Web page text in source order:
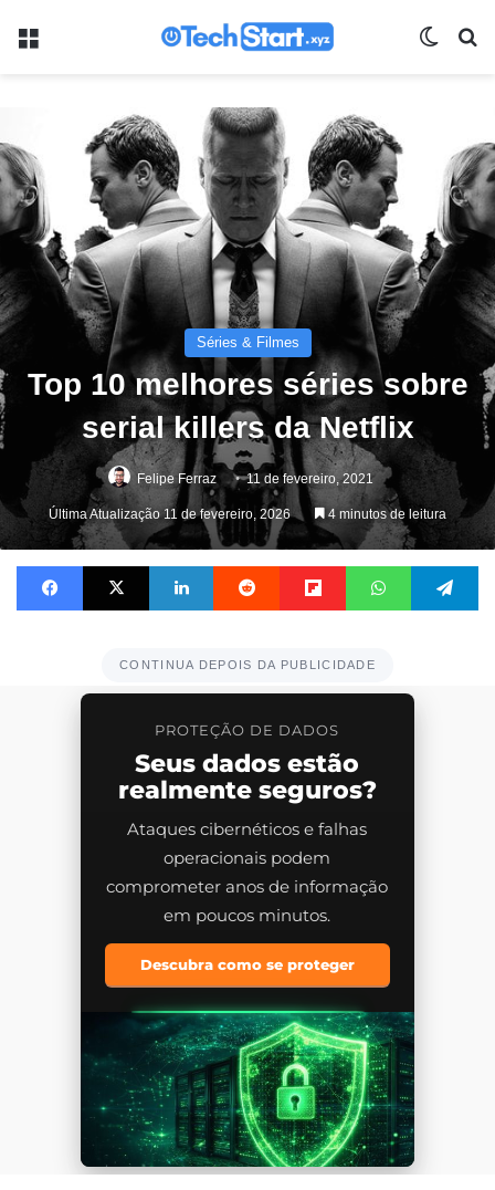
Menu
Séries & Filmes
Top 10 melhores séries sobre
serial killers da Netflix
Felipe Ferraz 11 de fevereiro, 2021
Última Atualização 11 de fevereiro, 2026 4 minutos de leitura
Facebook X Linkedin Reddit Flipboard WhatsApp
CONTINUA DEPOIS DA PUBLICIDADE
PROTEÇÃO DE DADOS
Seus dados estão
realmente seguros?
Ataques cibernéticos e falhas
operacionais podem
comprometer anos de informação
em poucos minutos.
Descubra como se proteger